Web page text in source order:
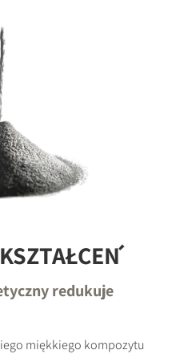
redukuje
miękkiego kompozytu